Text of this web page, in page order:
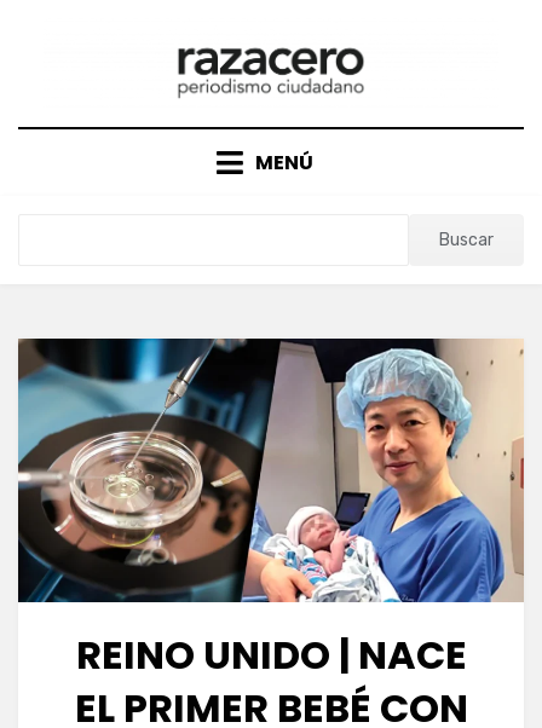
MENÚ
Buscar
REINO UNIDO | NACE
EL PRIMER BEBÉ CON